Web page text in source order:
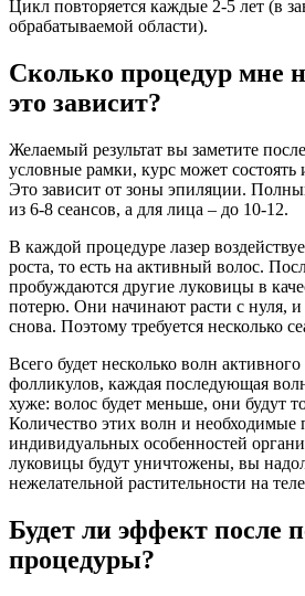
Цикл повторяется каждые 2-5 лет (в
обрабатываемой области).
Сколько процедур мне
это зависит?
Желаемый результат вы заметите
условные рамки, курс может состоять
Это зависит от зоны эпиляции.
из 6-8 сеансов, а для лица – до 10-12.
В каждой процедуре лазер
роста, то есть на активный волос.
пробуждаются другие луковицы в
потерю. Они начинают расти с нуля,
снова. Поэтому требуется несколько
Всего будет несколько волн
фолликулов, каждая последующая
хуже: волос будет меньше, они будут
Количество этих волн и необходимые
индивидуальных особенностей
луковицы будут уничтожены, вы
нежелательной растительности на
Будет ли эффект после
процедуры?